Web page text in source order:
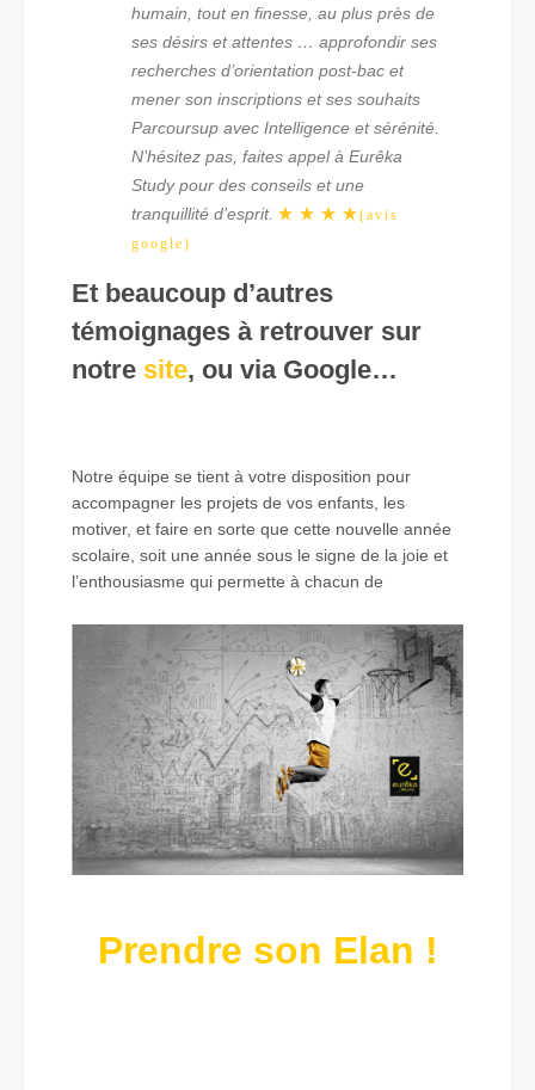
humain, tout en finesse, au plus près de
ses désirs et attentes … approfondir ses
recherches d’orientation post-bac et
mener son inscriptions et ses souhaits
Parcoursup avec Intelligence et sérénité.
N’hésitez pas, faites appel à Eurêka
Study pour des conseils et une
tranquillité d’esprit.
(avis
google)
Et beaucoup d’autres
témoignages à retrouver sur
notre site, ou via Google…
Notre équipe se tient à votre disposition pour
accompagner les projets de vos enfants, les
motiver, et faire en sorte que cette nouvelle année
scolaire, soit une année sous le signe de la joie et
l’enthousiasme qui permette à chacun de
Prendre son Elan !